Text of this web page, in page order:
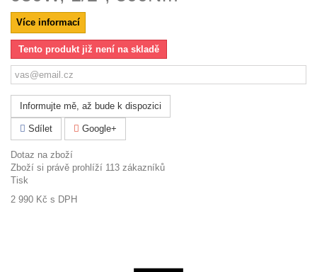
Více informací
Tento produkt již není na skladě
Informujte mě, až bude k dispozici
Sdílet Google+
Dotaz na zboží
Zboží si právě prohlíží 113 zákazníků
Tisk
2 990 Kč s DPH